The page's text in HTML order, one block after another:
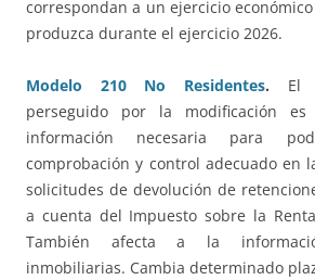
correspondan a un ejercicio
produzca durante el ejercicio 2026.
Modelo 210 No Residentes. El
perseguido por la modificación
información necesaria para
comprobación y control adecuado en
solicitudes de devolución de
a cuenta del Impuesto sobre la
También afecta a la
inmobiliarias. Cambia determinado